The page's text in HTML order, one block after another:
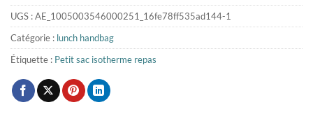
UGS :AE_1005003546000251_16fe78ff535ad144-1
Catégorie : lunch handbag
Étiquette : Petit sac isotherme repas